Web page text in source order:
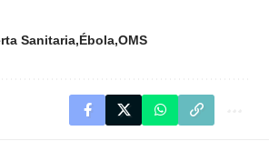
Sanitaria Ébola OMS